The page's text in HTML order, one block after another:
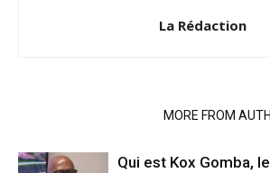
La Rédaction
MORE FROM
Qui est Kox Gomba,